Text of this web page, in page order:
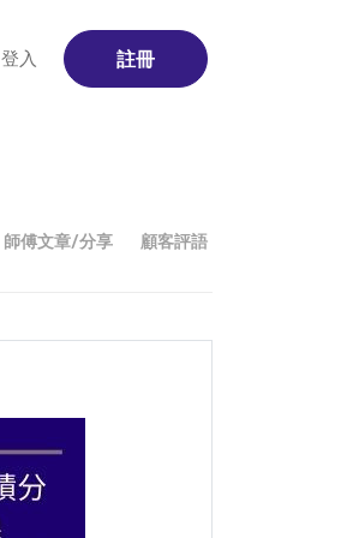
登入 註冊
師傅文章/分享 顧客評語